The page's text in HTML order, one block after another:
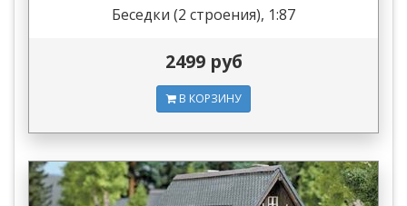
Беседки (2 строения), 1:87
2499 руб
В КОРЗИНУ